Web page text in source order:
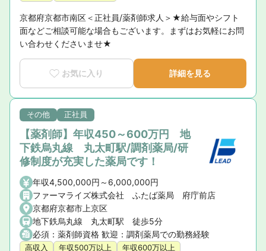
京都府京都市南区＜正社員/薬剤師求人＞★給与面やシフト
面などご相談可能な場合もございます。まずはお気軽にお問
い合わせくださいませ★
お気に入り 詳細を見る
その他 正社員
【薬剤師】年収450～600万円 地
下鉄烏丸線 丸太町駅/調剤薬局/研
修制度が充実した薬局です！
年収4,500,000円～6,000,000円
ファーマライズ株式会社 ふたば薬局 府庁前店
京都府京都市上京区
地下鉄烏丸線 丸太町駅 徒歩5分
必須：薬剤師資格 歓迎：調剤薬局での勤務経験
高収入 年収500万以上 年収600万以上